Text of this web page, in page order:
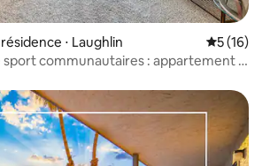
⋅ Laughlin
5 (16)
sport communautaires : appartement 5